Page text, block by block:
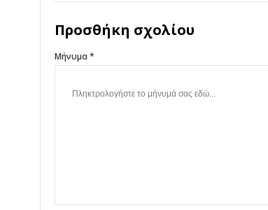
Προσθήκη σχολίου
Μήνυμα *